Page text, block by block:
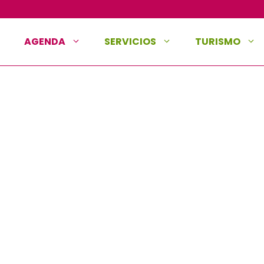
AGENDA SERVICIOS TURISMO